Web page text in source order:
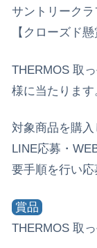
サントリーク
【クローズド懸
THERMOS 取
様に当たります
対象商品を購入
LINE応募・
要手順を行い応
賞品
THERMOS 取